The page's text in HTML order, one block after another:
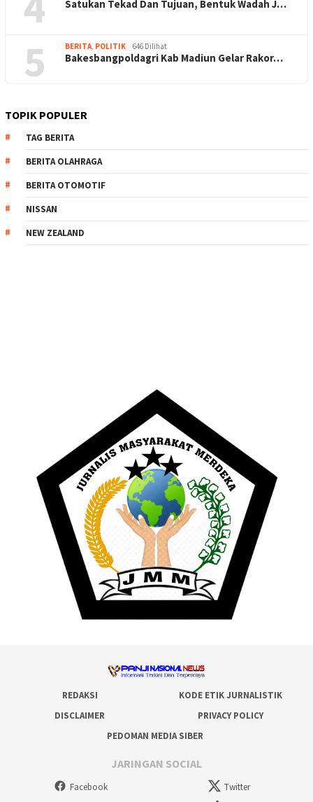
Satukan Tekad Dan Tujuan, Bentuk Wadah J…
5 BERITA POLITIK 646 Dilihat
Bakesbangpoldagri Kab Madiun Gelar Rakor…
TOPIK POPULER
TAG BERITA
BERITA OLAHRAGA
BERITA OTOMOTIF
NISSAN
NEW ZEALAND
REDAKSI
KODE ETIK JURNALISTIK
DISCLAIMER
PRIVACY POLICY
PEDOMAN MEDIA SIBER
JARINGAN SOCIAL
Facebook
Twitter